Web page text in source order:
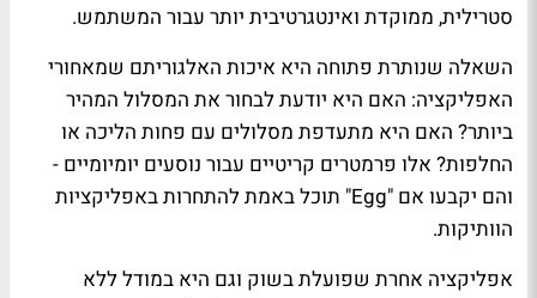
סטרילית, ממוקדת ואינטגרטיבית יותר עבור המשתמש.
השאלה שנותרת פתוחה היא איכות האלגוריתם שמאחורי
האפליקציה: האם היא יודעת לבחור את המסלול המהיר
ביותר? האם היא מתעדפת מסלולים עם פחות הליכה או
החלפות? אלו פרמטרים קריטיים עבור נוסעים יומיומיים -
והם יקבעו אם "Egg" תוכל באמת להתחרות באפליקציות
הוותיקות.
אפליקציה אחרת שפועלת בשוק וגם היא במודל ללא